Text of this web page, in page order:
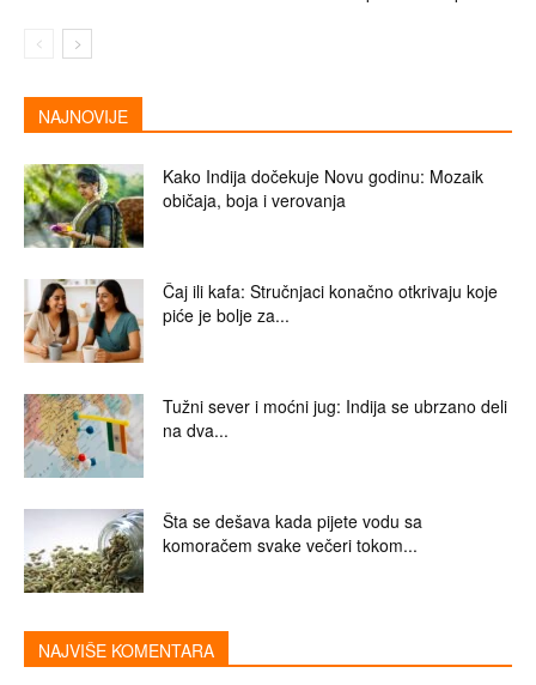
NAJNOVIJE
Kako Indija dočekuje Novu godinu: Mozaik
običaja, boja i verovanja
Čaj ili kafa: Stručnjaci konačno otkrivaju koje
piće je bolje za...
Tužni sever i moćni jug: Indija se ubrzano deli
na dva...
Šta se dešava kada pijete vodu sa
komoračem svake večeri tokom...
NAJVIŠE KOMENTARA